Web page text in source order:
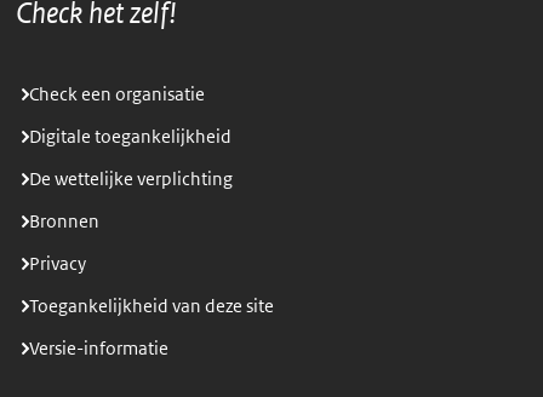
Check het zelf!
Check een organisatie
Digitale toegankelijkheid
De wettelijke verplichting
Bronnen
Privacy
Toegankelijkheid van deze site
Versie-informatie